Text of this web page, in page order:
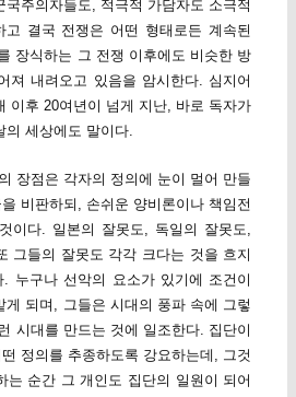
국주의자들도, 적극적 가담자도 소극적
고 결국 전쟁은 어떤 형태로든 계속된
장식하는 그 전쟁 이후에도 비슷한 방
져 내려오고 있음을 암시한다. 심지어
이후 20여년이 넘게 지난, 바로 독자가
의 세상에도 말이다.
장점은 각자의 정의에 눈이 멀어 만들
비판하되, 손쉬운 양비론이나 책임전
이다. 일본의 잘못도, 독일의 잘못도,
그들의 잘못도 각각 크다는 것을 흐지
. 누구나 선악의 요소가 있기에 조건이
게 되며, 그들은 시대의 풍파 속에 그렇
시대를 만드는 것에 일조한다. 집단이
정의를 추종하도록 강요하는데, 그것
는 순간 그 개인도 집단의 일원이 되어